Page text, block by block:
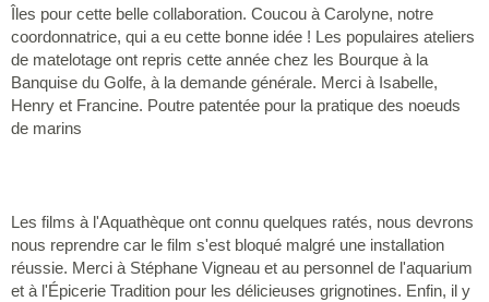
Îles pour cette belle collaboration. Coucou à Carolyne, notre
coordonnatrice, qui a eu cette bonne idée ! Les populaires ateliers
de matelotage ont repris cette année chez les Bourque à la
Banquise du Golfe, à la demande générale. Merci à Isabelle,
Henry et Francine. Poutre patentée pour la pratique des noeuds
de marins
Les films à l'Aquathèque ont connu quelques ratés, nous devrons
nous reprendre car le film s'est bloqué malgré une installation
réussie. Merci à Stéphane Vigneau et au personnel de l'aquarium
et à l'Épicerie Tradition pour les délicieuses grignotines. Enfin, il y